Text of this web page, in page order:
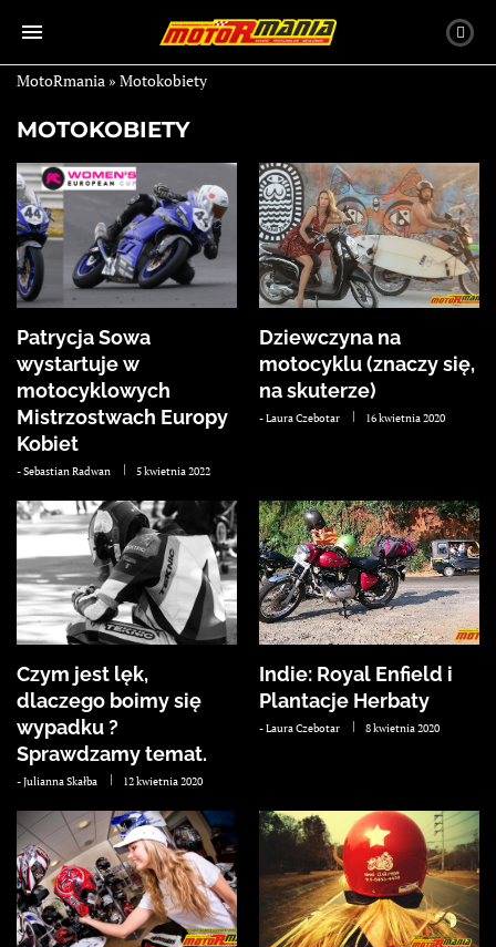
MotoRmania » Motokobiety
MOTOKOBIETY
Patrycja Sowa
wystartuje w
motocyklowych
Mistrzostwach Europy
Kobiet
-Sebastian Radwan 5 kwietnia 2022
Dziewczyna na
motocyklu (znaczy się,
na skuterze)
-Laura Czebotar 16 kwietnia 2020
Czym jest lęk,
dlaczego boimy się
wypadku ?
Sprawdzamy temat.
-Julianna Skałba 12 kwietnia 2020
Indie: Royal Enfield i
Plantacje Herbaty
-Laura Czebotar 8 kwietnia 2020